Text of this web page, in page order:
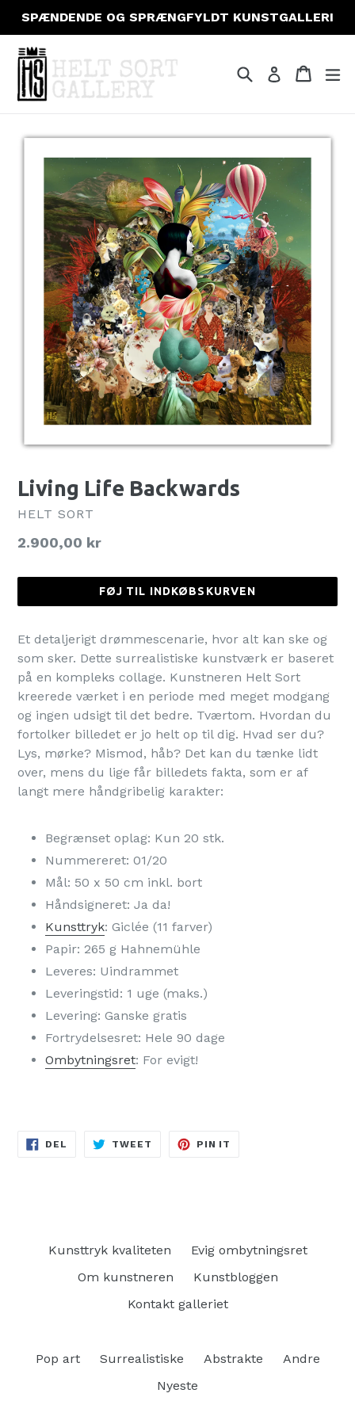
indhold
SPÆNDENDE OG SPRÆNGFYLDT KUNSTGALLERI
Søg Log ind
Living Life Backwards
HELT SORT
Normalpris
2.900,00 kr
FØJ TIL INDKØBSKURVEN
Et detaljerigt drømmescenarie, hvor alt kan ske og
som sker. Dette surrealistiske kunstværk er baseret
på en kompleks collage. Kunstneren Helt Sort
kreerede værket i en periode med meget modgang
og ingen udsigt til det bedre. Tværtom. Hvordan du
fortolker billedet er jo helt op til dig. Hvad ser du?
Lys, mørke? Mismod, håb? Det kan du tænke lidt
over, mens du lige får billedets fakta, som er af
langt mere håndgribelig karakter:
Begrænset oplag: Kun 20 stk.
Nummereret: 01/20
Mål: 50 x 50 cm inkl. bort
Håndsigneret: Ja da!
Kunsttryk: Giclée (11 farver)
Papir: 265 g Hahnemühle
Leveres: Uindrammet
Leveringstid: 1 uge (maks.)
Levering: Ganske gratis
Fortrydelsesret: Hele 90 dage
Ombytningsret: For evigt!
DEL TWEET TWEET
PIN IT
Kunsttryk kvaliteten
Evig ombytningsret
Om kunstneren
Kunstbloggen
Kontakt galleriet
Pop art Surrealistiske Abstrakte
Andre
Nyeste